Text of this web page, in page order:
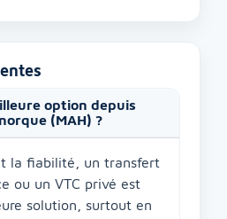
option depuis
(MAH) ?
la fiabilité, un transfert
ou un VTC privé est
solution, surtout en